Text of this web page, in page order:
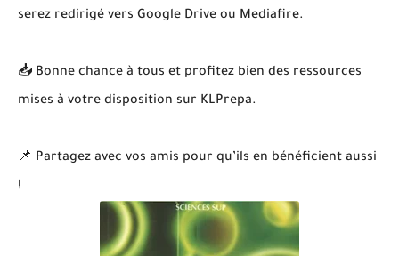
serez redirigé vers Google Drive ou Mediafire.
📥 Bonne chance à tous et profitez bien des ressources
mises à votre disposition sur KLPrepa.
📌 Partagez avec vos amis pour qu’ils en bénéficient aussi
!